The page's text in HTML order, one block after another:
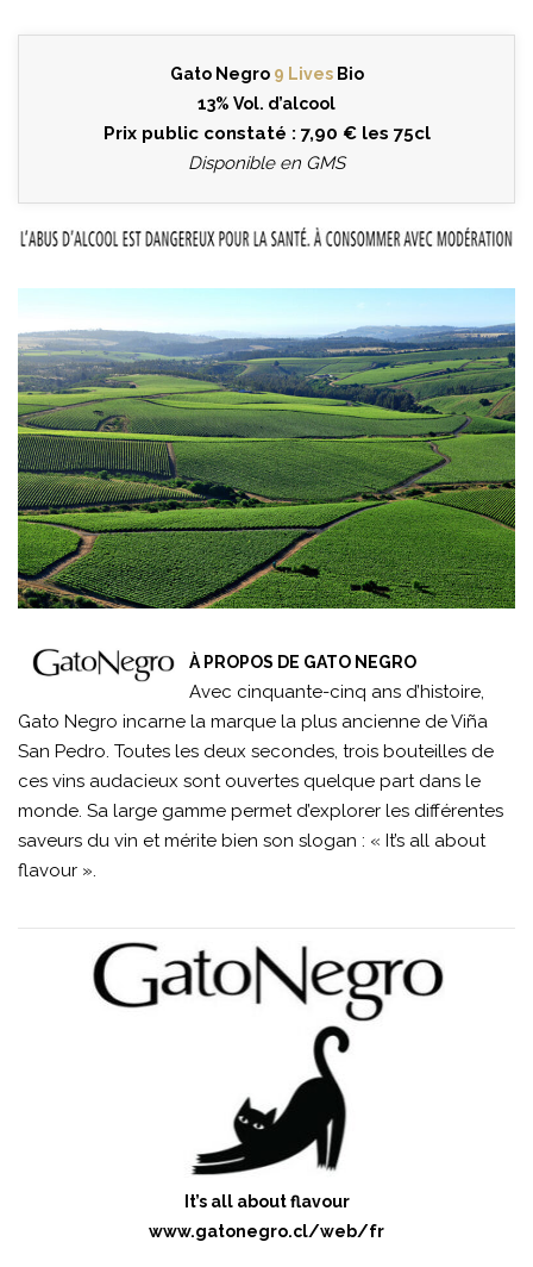
Gato Negro9 Lives Bio
13% Vol. d’alcool
Prix public constaté : 7,90 € les 75cl
Disponible en GMS
À PROPOS DE GATO NEGRO
Avec cinquante-cinq ans d’histoire,
Gato Negro incarne la marque la plus ancienne de Viña
San Pedro. Toutes les deux secondes, trois bouteilles de
ces vins audacieux sont ouvertes quelque part dans le
monde. Sa large gamme permet d’explorer les différentes
saveurs du vin et mérite bien son slogan : « It’s all about
flavour ».
It’s all about flavour
www.gatonegro.cl/web/fr